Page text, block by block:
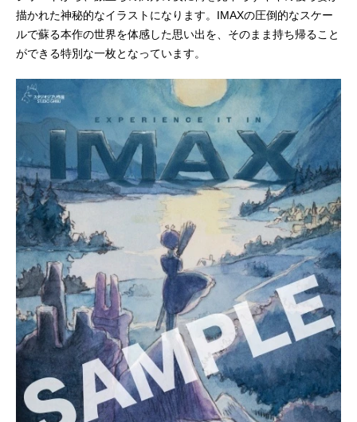
描かれた神秘的なイラストになります。IMAXの圧倒的なスケー
ルで蘇る本作の世界を体感した思い出を、そのまま持ち帰ること
ができる特別な一枚となっています。